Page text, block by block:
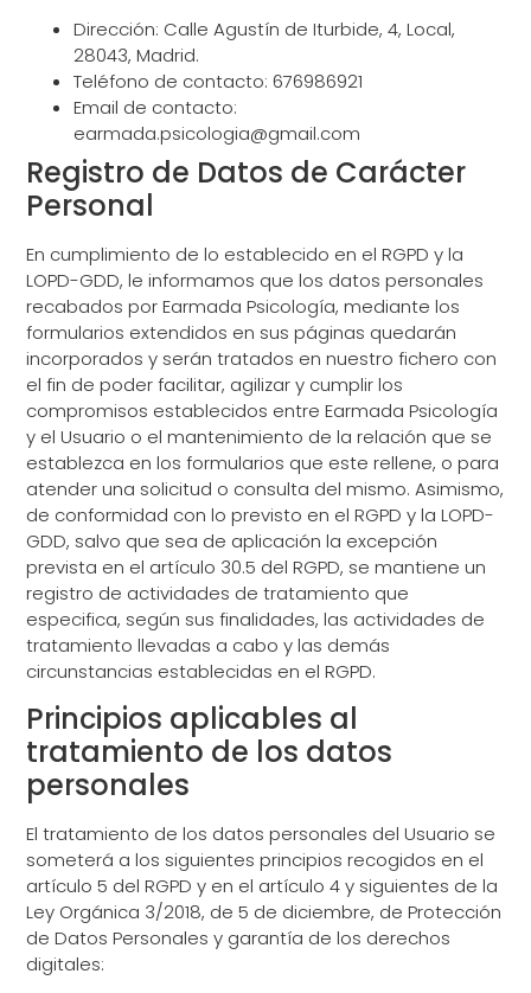
Dirección: Calle Agustín de Iturbide, 4, Local,
28043, Madrid.
Teléfono de contacto: 676986921
Email de contacto:
earmada.psicologia@gmail.com
Registro de Datos de Carácter
Personal
En cumplimiento de lo establecido en el RGPD y la
LOPD-GDD, le informamos que los datos personales
recabados por Earmada Psicología, mediante los
formularios extendidos en sus páginas quedarán
incorporados y serán tratados en nuestro fichero con
el fin de poder facilitar, agilizar y cumplir los
compromisos establecidos entre Earmada Psicología
y el Usuario o el mantenimiento de la relación que se
establezca en los formularios que este rellene, o para
atender una solicitud o consulta del mismo. Asimismo,
de conformidad con lo previsto en el RGPD y la LOPD-
GDD, salvo que sea de aplicación la excepción
prevista en el artículo 30.5 del RGPD, se mantiene un
registro de actividades de tratamiento que
especifica, según sus finalidades, las actividades de
tratamiento llevadas a cabo y las demás
circunstancias establecidas en el RGPD.
Principios aplicables al
tratamiento de los datos
personales
El tratamiento de los datos personales del Usuario se
someterá a los siguientes principios recogidos en el
artículo 5 del RGPD y en el artículo 4 y siguientes de la
Ley Orgánica 3/2018, de 5 de diciembre, de Protección
de Datos Personales y garantía de los derechos
digitales: